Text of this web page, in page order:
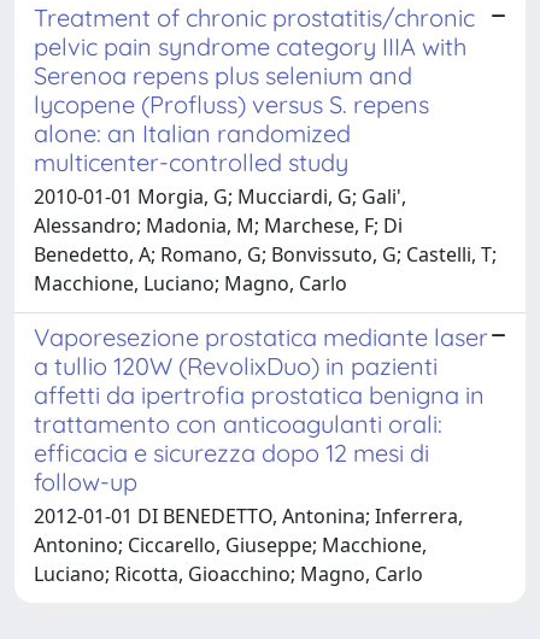
Treatment of chronic prostatitis/chronic
pelvic pain syndrome category IIIA with
Serenoa repens plus selenium and
lycopene (Profluss) versus S. repens
alone: an Italian randomized
multicenter-controlled study
2010-01-01 Morgia, G; Mucciardi, G; Gali',
Alessandro; Madonia, M; Marchese, F; Di
Benedetto, A; Romano, G; Bonvissuto, G; Castelli, T;
Macchione, Luciano; Magno, Carlo
Vaporesezione prostatica mediante laser
a tullio 120W (RevolixDuo) in pazienti
affetti da ipertrofia prostatica benigna in
trattamento con anticoagulanti orali:
efficacia e sicurezza dopo 12 mesi di
follow-up
2012-01-01 DI BENEDETTO, Antonina; Inferrera,
Antonino; Ciccarello, Giuseppe; Macchione,
Luciano; Ricotta, Gioacchino; Magno, Carlo